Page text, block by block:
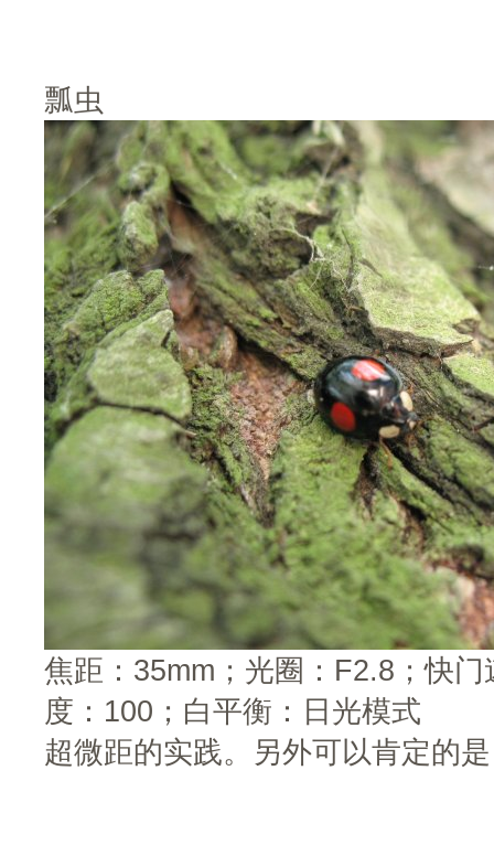
瓢虫
焦距：35mm；光圈：F2.8；快
度：100；白平衡：日光模式
超微距的实践。另外可以肯定的